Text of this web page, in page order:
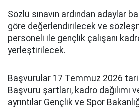
Sözlü sınavın ardından adaylar
göre değerlendirilecek ve
personeli ile gençlik çalışanı
yerleştirilecek.
Başvurular 17 Temmuz 2026
Başvuru şartları, kadro dağılımı
ayrıntılar Gençlik ve Spor